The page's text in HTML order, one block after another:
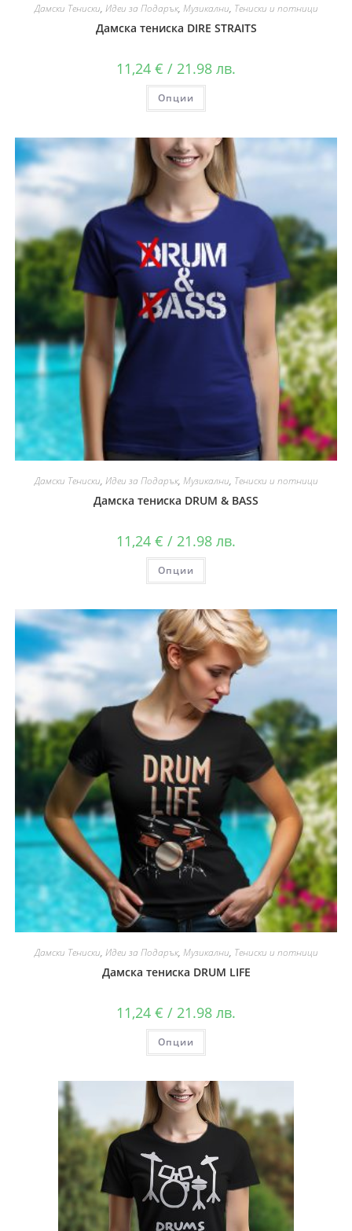
Дамски Тениски, Идеи за Подарък, Музикални, Тениски и потници
Дамска тениска DIRE STRAITS
11,24 € / 21.98 лв.
Опции
Дамски Тениски, Идеи за Подарък, Музикални, Тениски и потници
Дамска тениска DRUM & BASS
11,24 € / 21.98 лв.
Опции
Дамски Тениски, Идеи за Подарък, Музикални, Тениски и потници
Дамска тениска DRUM LIFE
11,24 € / 21.98 лв.
Опции